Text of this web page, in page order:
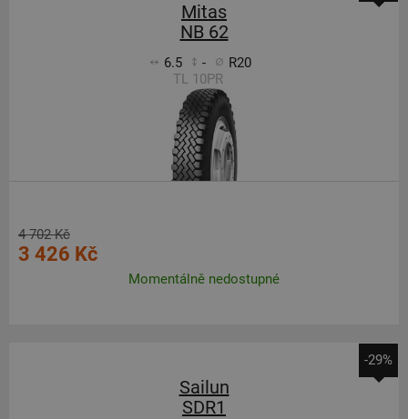
Mitas
NB 62
6.5 -
R20
TL 10PR
4 702 Kč
3 426 Kč
Momentálně nedostupné
-29%
Sailun
SDR1